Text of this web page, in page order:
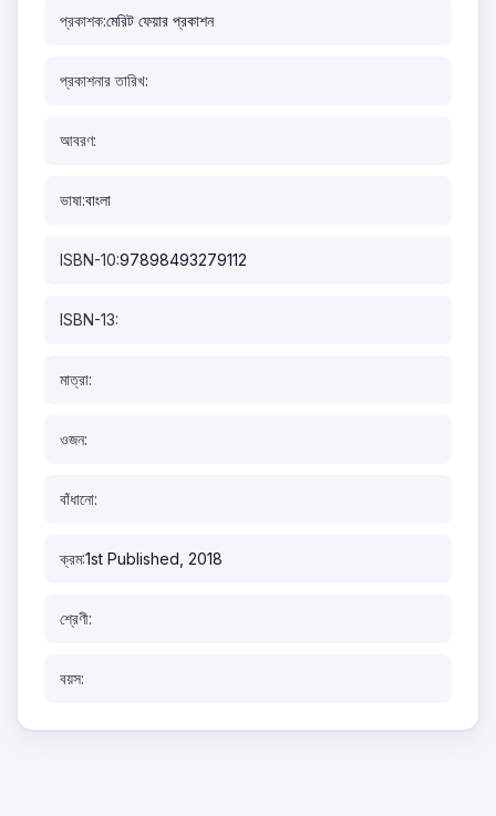
প্রকাশক:মেরিট ফেয়ার প্রকাশন
প্রকাশনার তারিখ:
আবরণ:
ভাষা:বাংলা
ISBN-10:97898493279112
ISBN-13:
মাত্রা:
ওজন:
বাঁধানো:
ক্রম:1st Published, 2018
শ্রেণী:
বয়স: